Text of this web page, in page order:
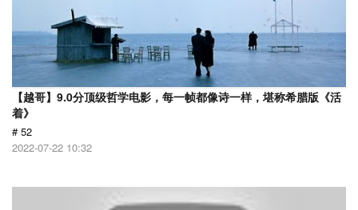
【越哥】9.0分顶级哲学电影，每一帧都像诗一样，堪称希腊版《活
着》
# 52
2022-07-22 10:32